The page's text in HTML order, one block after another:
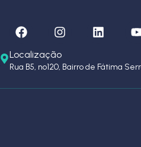
Localização
Rua B5, nº120, Bairro de Fátima